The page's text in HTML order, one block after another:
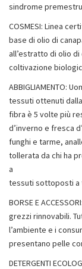
sindrome
COSMESI: Linea
base di olio di
all’estratto di olio
coltivazione
ABBIGLIAMENTO:
tessuti ottenuti
fibra è 5 volte più
d’inverno e fresca
funghi e tarme,
tollerata da chi ha
a
tessuti sottoposti a
BORSE E
grezzi rinnovabili.
l’ambiente e i
presentano pelle
DETERGENTI